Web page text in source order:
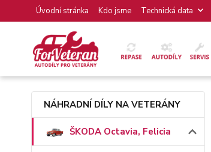
Úvodní stránka Kdo jsme Technická data
NÁHRADNÍ DÍLY NA VETERÁNY
ŠKODA Octavia, Felicia